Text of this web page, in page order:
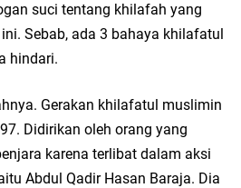
suci tentang khilafah yang
Sebab, ada 3 bahaya khilafatul
hindari.
Gerakan khilafatul muslimin
Didirikan oleh orang yang
karena terlibat dalam aksi
Abdul Qadir Hasan Baraja. Dia